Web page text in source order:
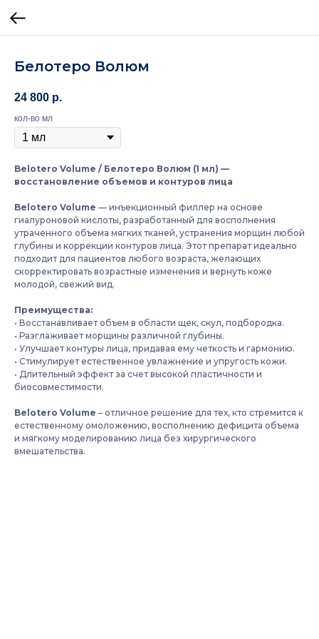
Белотеро Волюм
24 800 р.
кол-во мл
Belotero Volume / Белотеро Волюм (1 мл) —
восстановление объемов и контуров лица
Belotero Volume — инъекционный филлер на основе
гиалуроновой кислоты, разработанный для восполнения
утраченного объема мягких тканей, устранения морщин любой
глубины и коррекции контуров лица. Этот препарат идеально
подходит для пациентов любого возраста, желающих
скорректировать возрастные изменения и вернуть коже
молодой, свежий вид.
Преимущества:
• Восстанавливает объем в области щек, скул, подбородка.
• Разглаживает морщины различной глубины.
• Улучшает контуры лица, придавая ему четкость и гармонию.
• Стимулирует естественное увлажнение и упругость кожи.
• Длительный эффект за счет высокой пластичности и
биосовместимости.
Belotero Volume – отличное решение для тех, кто стремится к
естественному омоложению, восполнению дефицита объема
и мягкому моделированию лица без хирургического
вмешательства.